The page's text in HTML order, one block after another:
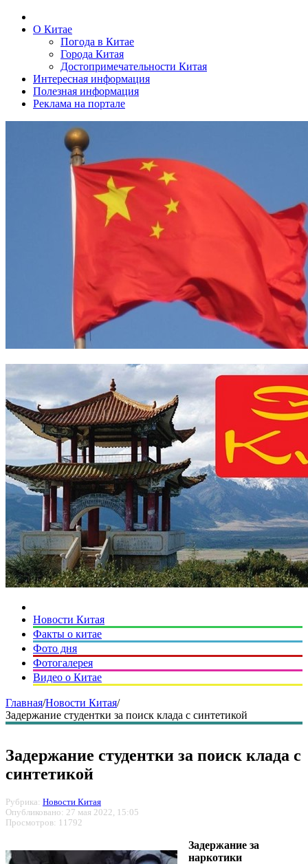
О Китае
Погода в Китае
Города Китая
Достопримечательности Китая
Интересная информация
Полезная информация
Реклама на портале
Новости Китая
Факты о китае
Фото дня
Фотогалерея
Видео о Китае
Главная/Новости Китая/
Задержание студентки за поиск клада с синтетикой
Задержание студентки за поиск клада с
синтетикой
Рубрика: Новости Китая
Опубликовано: 27 мая 2022, 15:05
Просмотров: 11792
Задержание за
наркотики